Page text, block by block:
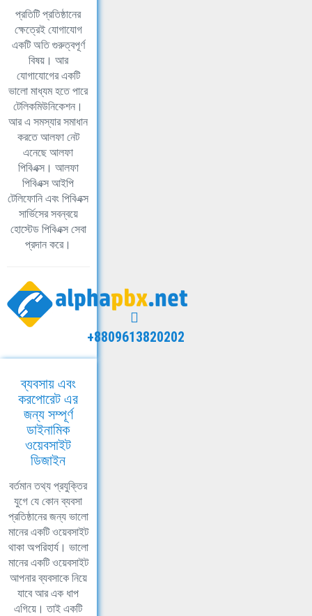
প্রতিটি প্রতিষ্ঠানের
ক্ষেত্রেই যোগাযোগ
একটি অতি গুরুত্বপূর্ণ
বিষয়। আর
যোগাযোগের একটি
ভালো মাধ্যম হতে পারে
টেলিকমিউনিকেশন।
আর এ সমস্যার সমাধান
করতে আলফা নেট
এনেছে আলফা
পিবিএক্স। আলফা
পিবিএক্স আইপি
টেলিফোনি এবং পিবিএক্স
সার্ভিসের সবন্বয়ে
হোস্টেড পিবিএক্স সেবা
প্রদান করে।
+8809613820202
ব্যবসায় এবং
করপোরেট এর
জন্য সম্পূর্ণ
ডাইনামিক
ওয়েবসাইট
ডিজাইন
বর্তমান তথ্য প্রযুক্তির
যুগে যে কোন ব্যবসা
প্রতিষ্ঠানের জন্য ভালো
মানের একটি ওয়েবসাইট
থাকা অপরিহার্য। ভালো
মানের একটি ওয়েবসাইট
আপনার ব্যবসাকে নিয়ে
যাবে আর এক ধাপ
এগিয়ে। তাই একটি